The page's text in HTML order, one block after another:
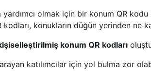
yardımcı olmak için bir konum QR
kodları, konukların düğün yerinden ne
konum QR kodları
katılımcılar için yol bulma zor